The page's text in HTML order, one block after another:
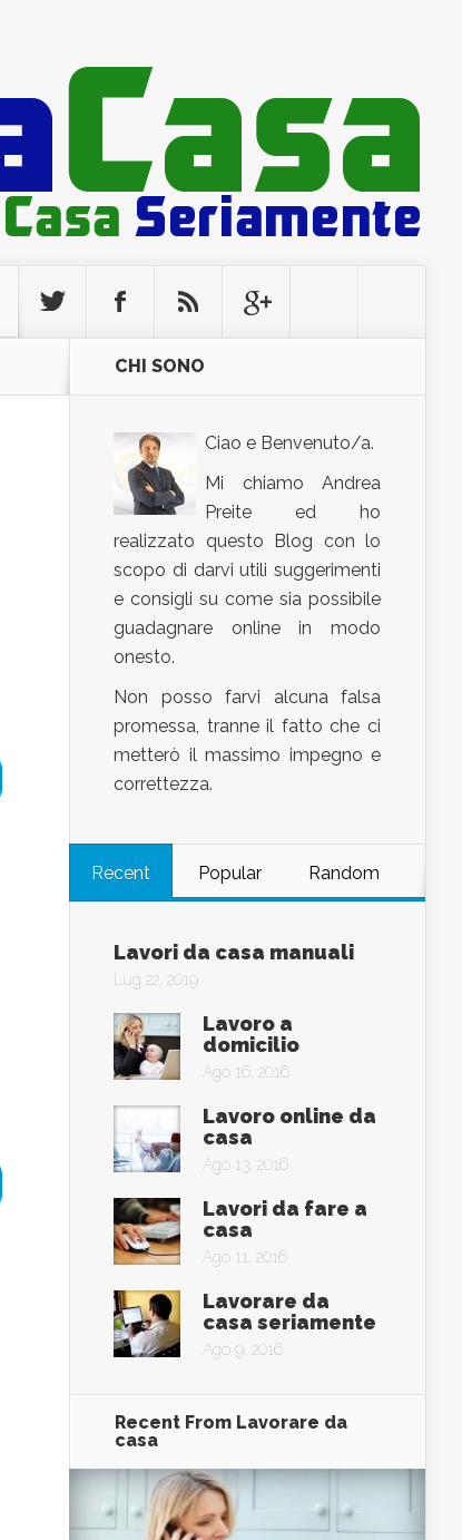
CHI SONO
Ciao e Benvenuto/a.
Mi chiamo Andrea
Preite ed ho
realizzato questo Blog con lo
scopo di darvi utili suggerimenti
e consigli su come sia possibile
guadagnare online in modo
onesto.
Non posso farvi alcuna falsa
promessa, tranne il fatto che ci
metterò il massimo impegno e
correttezza.
Recent Popular Random
Lavori da casa manuali
Lug 22, 2019
Lavoro a
domicilio
Ago 16, 2016
Lavoro online da
casa
Ago 13, 2016
Lavori da fare a
casa
Ago 11, 2016
Lavorare da
casa seriamente
Ago 9, 2016
Recent From Lavorare da
casa